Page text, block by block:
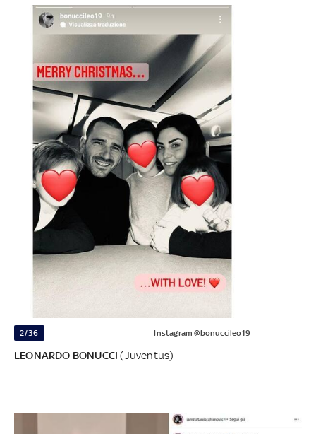
2/36 Instagram @bonuccileo19
LEONARDO BONUCCI (Juventus)